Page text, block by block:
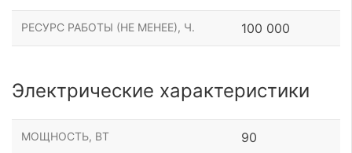
РЕСУРС РАБОТЫ (НЕ МЕНЕЕ), Ч. 100 000
Электрические характеристики
МОЩНОСТЬ, ВТ 90